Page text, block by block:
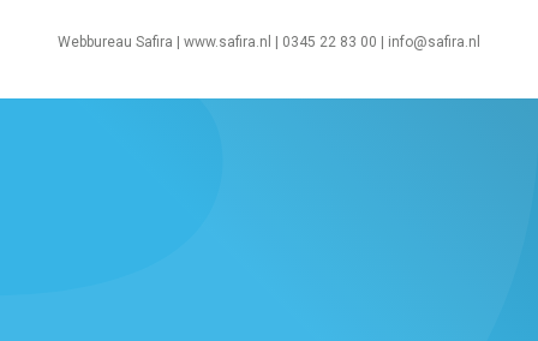
Webbureau Safira | www.safira.nl | 0345 22 83 00 | info@safira.nl